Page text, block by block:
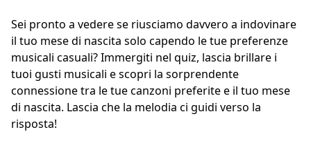
Sei pronto a vedere se riusciamo davvero a indovinare
il tuo mese di nascita solo capendo le tue preferenze
musicali casuali? Immergiti nel quiz, lascia brillare i
tuoi gusti musicali e scopri la sorprendente
connessione tra le tue canzoni preferite e il tuo mese
di nascita. Lascia che la melodia ci guidi verso la
risposta!